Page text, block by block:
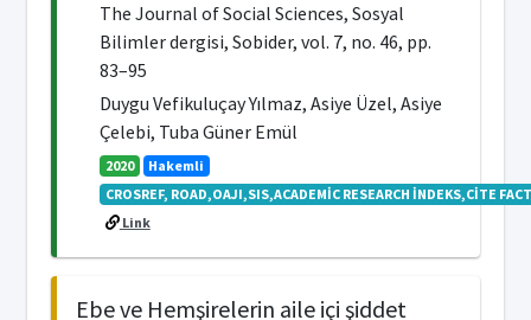
The Journal of Social Sciences, Sosyal
Bilimler dergisi, Sobider, vol. 7, no. 46, pp.
83–95
Duygu Vefikuluçay Yılmaz, Asiye Üzel, Asiye
Çelebi, Tuba Güner Emül
2020
Hakemli
CROSREF, ROAD,OAJI,SIS,ACADEMİC RESEARCH İNDEKS,CİTE
Link
Ebe ve Hemşirelerin aile içi şiddet